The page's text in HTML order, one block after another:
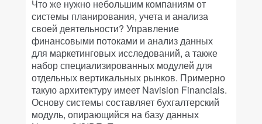
Что же нужно небольшим компаниям от
системы планирования, учета и анализа
своей деятельности? Управление
финансовыми потоками и анализ данных
для маркетинговых исследований, а также
набор специализированных модулей для
отдельных вертикальных рынков. Примерно
такую архитектуру имеет Navision Financials.
Основу системы составляет бухгалтерский
модуль, опирающийся на базу данных